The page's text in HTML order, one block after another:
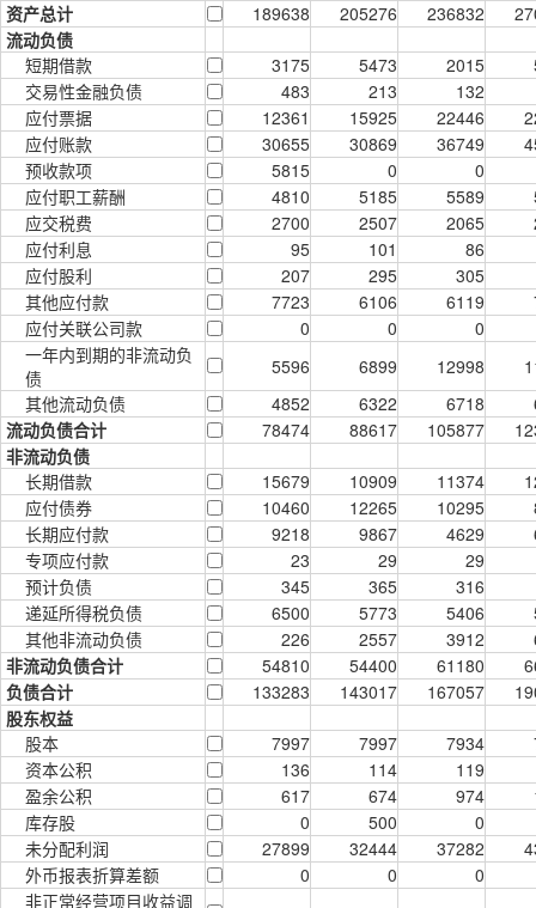
资产总计
189638 205276 236832
流动负债
短期借款
3175 5473 2015
交易性金融负债
483 213
132
应付票据
12361 15925 22446
应付账款
30655 30869 36749
预收款项
5815 0
0
应付职工薪酬
4810 5185 5589
应交税费
2700 2507 2065
应付利息
95 101
86
应付股利
207 295
305
其他应付款
7723 6106 6119
应付关联公司款
0 0
0
一年内到期的非流动负
债
5596 6899 12998
其他流动负债
4852 6322 6718
流动负债合计
78474 88617 105877
非流动负债
长期借款
15679 10909 11374
应付债券
10460 12265 10295
长期应付款
9218 9867 4629
专项应付款
23 29
29
预计负债
345 365
316
递延所得税负债
6500 5773 5406
其他非流动负债
226 2557 3912
非流动负债合计
54810 54400 61180
负债合计
133283 143017 167057
股东权益
股本
7997 7997 7934
资本公积
136 114
119
盈余公积
617 674 974
库存股
0 500
0
未分配利润
27899 32444 37282
外币报表折算差额
0 0
0
非正常经营项目收益调